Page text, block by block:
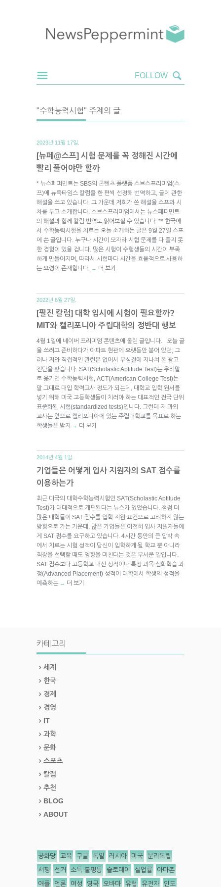
"수학능력시험" 주제의 글
2023년 11월 17일.
[뉴페@스프] 시험 문제를 꼭 정해진 시간에
빨리 풀어야만 할까
* 뉴스페퍼민트는 SBS의 콘텐츠 플랫폼 스브스프리미엄(스
프)에 뉴욕타임스 칼럼을 한 편씩 선정해 번역하고, 글에 관한
해설을 쓰고 있습니다. 그 가운데 저희가 쓴 해설을 스프와 시
차를 두고 소개합니다. 스브스프리미엄에서는 뉴스페퍼민트
의 해설과 함께 칼럼 번역도 읽어보실 수 있습니다. ** 한국에
서 수학능력시험을 치르는 오늘 소개하는 글은 9월 27일 스프
에 쓴 글입니다. 누구나 시간이 모자라 시험 문제를 다 풀지 못
한 경험이 있을 겁니다. 많은 시험이 수험생들의 시간이 부족
하게 만들어지며, 따라서 시험마다 시간을 효율적으로 사용하
는 요령이 존재합니다.
→ 더 보기
2022년 6월 27일.
[필진 칼럼] 대학 입시에 시험이 필요할까?
MIT와 캘리포니아 주립대학의 정반대 행보
4월 1일에 네이버 프리미엄 콘텐츠에 올린 글입니다. 오늘 글
을 쓰려고 준비하다가 아파트 현관에 오랫동안 붙어 있던, 그
러나 저와 직접적인 관련은 없어서 무심결에 지나쳐 온 광고
전단을 봤습니다. SAT(Scholastic Aptitude Test)는 우리말
로 옮기면 수학능력시험, ACT(American College Test)는
말 그대로 대입 학력고사 정도가 되는데, 대학교 입학 원서를
넣기 위해 미국 고등학생들이 치러야 하는 대표적인 전국 단위
표준화된 시험(standardized tests)입니다. 그런데 저 과외
교사는 앞으로 캘리포니아에 있는 주립대학교를 목표로 하는
학생들은 받지
→ 더 보기
2014년 4월 1일.
기업들은 어떻게 입사 지원자의 SAT 점수를
이용하는가
최근 미국의 대학수학능력시험인 SAT(Scholastic Aptitude
Test)가 대대적으로 개편된다는 뉴스가 있었습니다. 점점 더
많은 대학들이 SAT 점수를 입학 지원 요건으로 고려하지 않는
방향으로 가는 가운데, 많은 기업들은 여전히 입사 지원자들에
게 SAT 점수를 요구하고 있습니다. 4시간 동안의 큰 압박 속
에서 치르는 시험 성적이 당신이 입학하게 될 학교 뿐 아니라
직장을 선택할 때도 영향을 미친다는 것은 무서운 일입니다.
SAT 점수보다 고등학교 내신 성적이나 특정 과목 심화학습 과
정(Advanced Placement) 성적이 대학에서 학생의 성적을
예측하는 → 더 보기
카테고리
세계
한국
경제
경영
IT
과학
문화
스포츠
칼럼
추천
BLOG
ABOUT
공화당 교육 구글 독일 러시아 미국 분리독립
서평 선거 소득 불평등 슬로데이 실업률 아마존
애플 언론 여성 영국 오바마 유럽 유전자 인도